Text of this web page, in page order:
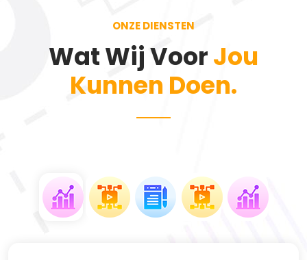
ONZE DIENSTEN
Wat Wij VoorJou
Kunnen Doen.